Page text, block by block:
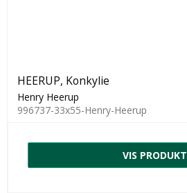
HEERUP, Konkylie
Henry Heerup
996737-33x55-Henry-Heerup
VIS PRODUKT